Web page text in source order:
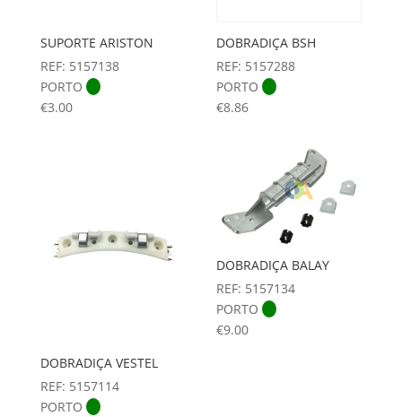
SUPORTE ARISTON
REF: 5157138
PORTO
€3.00
DOBRADIÇA BSH
REF: 5157288
PORTO
€8.86
DOBRADIÇA VESTEL
REF: 5157114
PORTO
DOBRADIÇA BALAY
REF: 5157134
PORTO
€9.00